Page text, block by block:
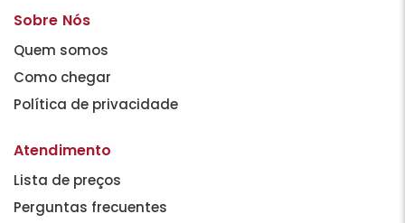
Sobre Nós
Quem somos
Como chegar
Política de privacidade
Atendimento
Lista de preços
Perguntas frecuentes